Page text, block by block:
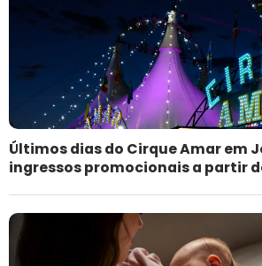
Últimos dias do Cirque Amar em
ingressos promocionais a partir